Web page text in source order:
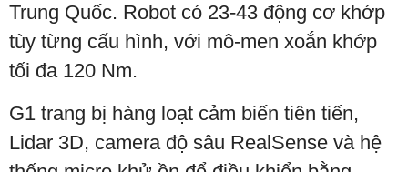
Trung Quốc. Robot có 23-43 động cơ khớp
tùy từng cấu hình, với mô-men xoắn khớp
tối đa 120 Nm.
G1 trang bị hàng loạt cảm biến tiên tiến,
Lidar 3D, camera độ sâu RealSense và hệ